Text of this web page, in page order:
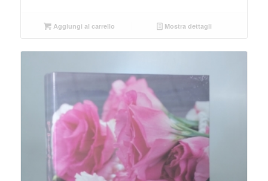
Aggiungi al carrello Mostra dettagli